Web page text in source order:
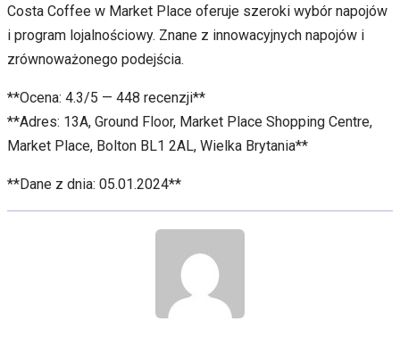
Costa Coffee w Market Place oferuje szeroki wybór napojów
i program lojalnościowy. Znane z innowacyjnych napojów i
zrównoważonego podejścia.
**Ocena: 4.3/5 — 448 recenzji**
**Adres: 13A, Ground Floor, Market Place Shopping Centre,
Market Place, Bolton BL1 2AL, Wielka Brytania**
**Dane z dnia: 05.01.2024**